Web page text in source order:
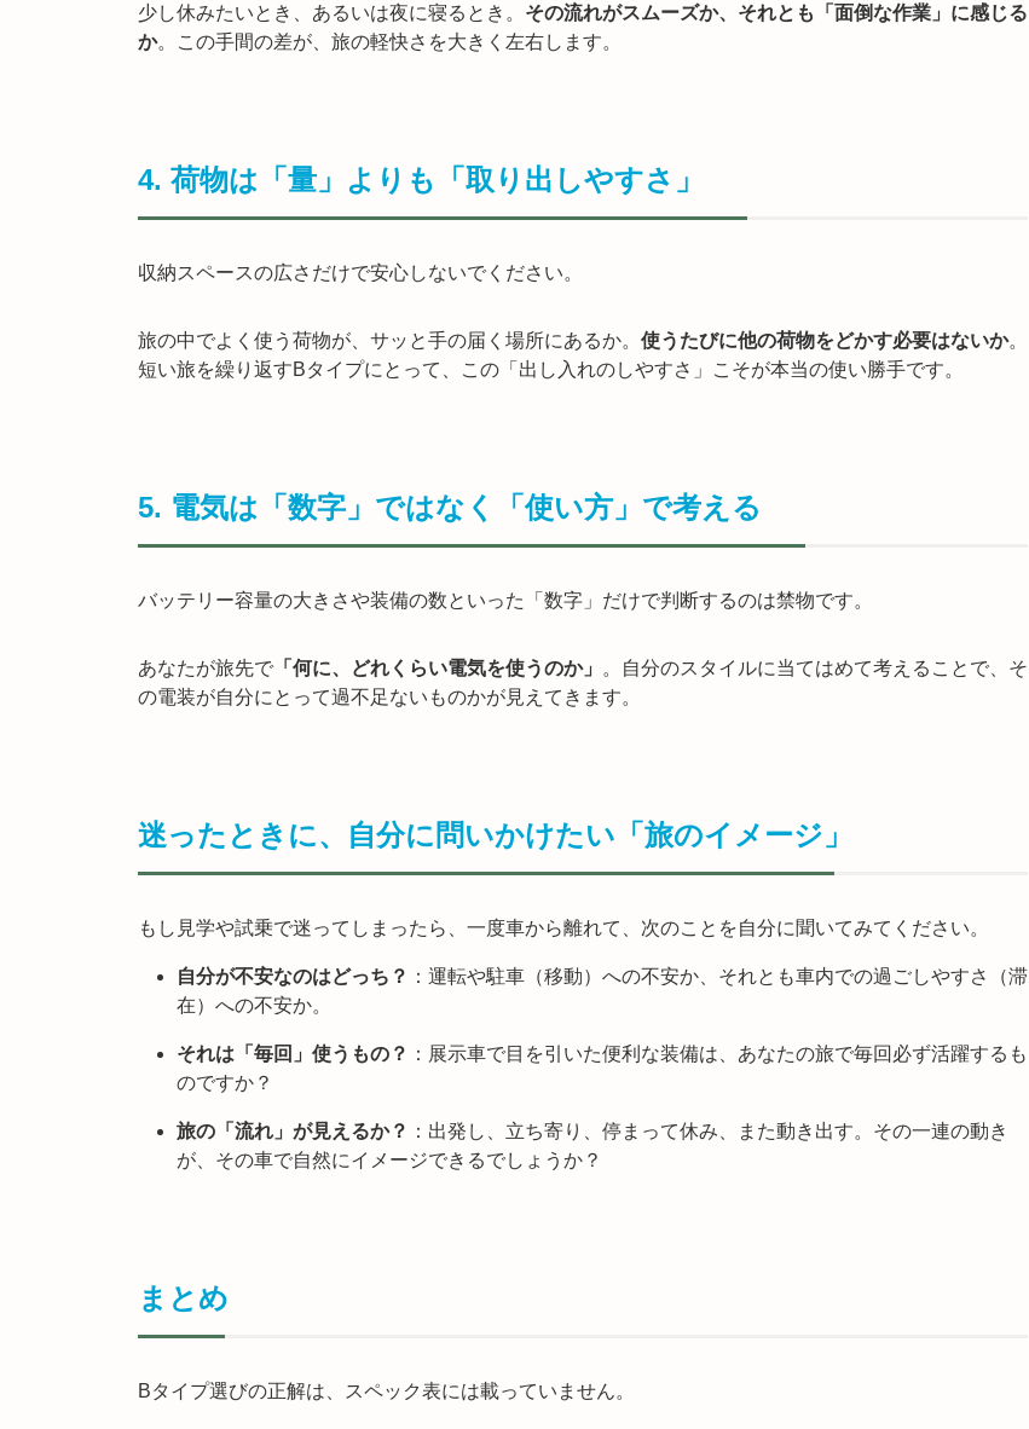
少し休みたいとき、あるいは夜に寝るとき。 その流れがスムーズか、それとも「面倒な作業」に感じる
か。この手間の差が、旅の軽快さを大きく左右します。
4. 荷物は「量」よりも「取り出しやすさ」
収納スペースの広さだけで安心しないでください。
旅の中でよく使う荷物が、サッと手の届く場所にあるか。 使うたびに他の荷物をどかす必要はないか。
短い旅を繰り返すBタイプにとって、この「出し入れのしやすさ」こそが本当の使い勝手です。
5. 電気は「数字」ではなく「使い方」で考える
バッテリー容量の大きさや装備の数といった「数字」だけで判断するのは禁物です。
あなたが旅先で 「何に、どれくらい電気を使うのか」
。自分のスタイルに当てはめて考えることで、そ
の電装が自分にとって過不足ないものかが見えてきます。
迷ったときに、自分に問いかけたい「旅のイメージ」
もし見学や試乗で迷ってしまったら、一度車から離れて、次のことを自分に聞いてみてください。
自分が不安なのはどっち？ ：運転や駐車（移動）への不安か、それとも車内での過ごしやすさ（滞
在）への不安か。
それは「毎回」使うもの？ ：展示車で目を引いた便利な装備は、あなたの旅で毎回必ず活躍するも
のですか？
旅の「流れ」が見えるか？ ：出発し、立ち寄り、停まって休み、また動き出す。その一連の動き
が、その車で自然にイメージできるでしょうか？
まとめ
Bタイプ選びの正解は、スペック表には載っていません。